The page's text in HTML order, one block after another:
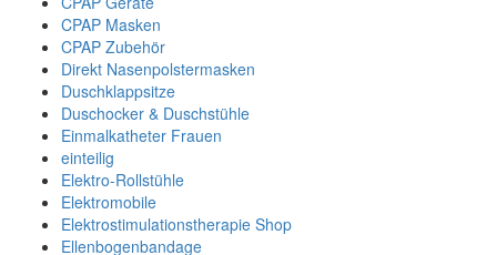
CPAP Masken
CPAP Zubehör
Direkt Nasenpolstermasken
Duschklappsitze
Duschocker & Duschstühle
Einmalkatheter Frauen
einteilig
Elektro-Rollstühle
Elektromobile
Elektrostimulationstherapie Shop
Ellenbogenbandage